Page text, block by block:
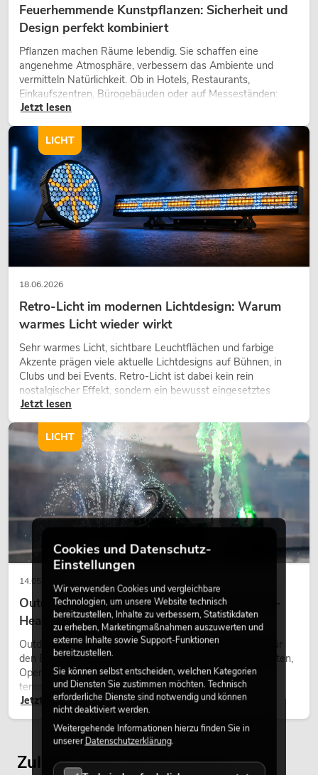
Feuerhemmende Kunstpflanzen: Sicherheit und
Design perfekt kombiniert
Pflanzen machen Räume lebendig. Sie schaffen eine
angenehme Atmosphäre, verbessern das Ambiente und
vermitteln Natürlichkeit. Ob in Hotels, Restaurants,
Einkaufszentren, Bürogebäuden oder auf Messeständen:
eine hochwertige Begrünung gehört heute längst zum
Jetzt lesen
18.06.2026
Retro-Licht im modernen Lichtdesign: Warum
warmes Licht wieder wirkt
Sehr warmes Licht, sichtbare Leuchtflächen und farbige
Akzente prägen viele aktuelle Lichtdesigns auf Bühnen, in
Clubs und bei Events. Retro-Licht ist dabei kein rein
nostalgischer Effekt, sondern ein bewusst eingesetztes
Gestaltungsmittel: Es schafft Atmosphäre, gibt Szenen
wirken lassen.
Jetzt lesen
LICHT
14.05.2026
Outdoor Moving-Heads: Wetterfeste Moving-
Heads bei Events
Outdoor Moving-Heads sind bewegliche Scheinwerfer für
den Einsatz im Freien. Sie werden bei Festivals, Stadtfesten,
Open-Air-Konzerten, Architekturinszenierungen und
temporären Außeninstallationen eingesetzt.
Jetzt lesen
LICHT
Zuletzt angesehene Artikel
Cookies und Datenschutz-
Einstellungen
Wir verwenden Cookies und vergleichbare
Technologien, um unsere Website technisch
bereitzustellen, Inhalte zu verbessern, Statistikdaten
zu erheben, Marketingmaßnahmen auszuwerten und
externe Inhalte sowie Support-Funktionen
bereitzustellen.
Sie können selbst entscheiden, welchen Kategorien
und Diensten Sie zustimmen möchten. Technisch
erforderliche Dienste sind notwendig und können
nicht deaktiviert werden.
Weitergehende Informationen hierzu finden Sie in
unsererDatenschutzerklärung.